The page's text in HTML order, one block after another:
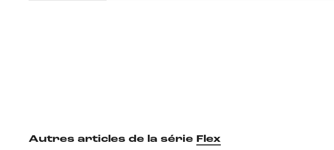
Autres articles de la série Flex